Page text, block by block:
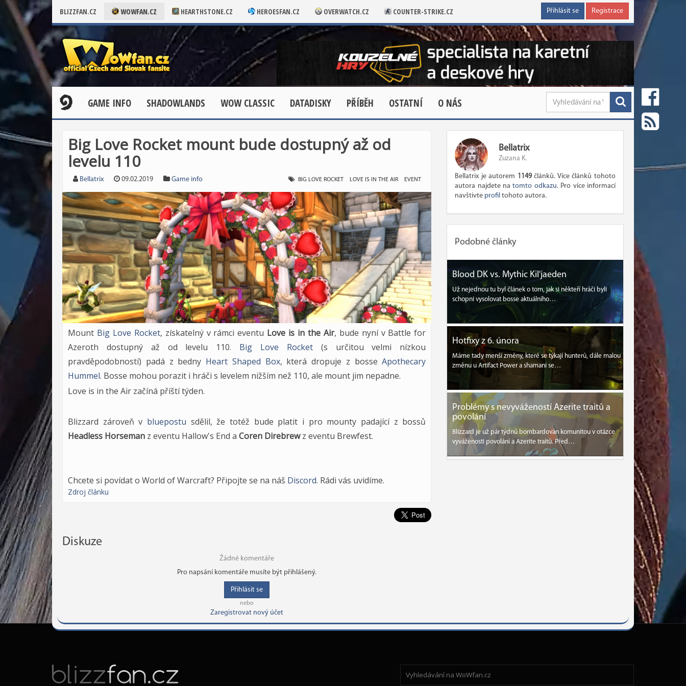
BLIZZFAN.CZ WOWFAN.CZ HEARTHSTONE.CZ HEROESFAN.CZ OVERWATCH.CZ COUNTER-STRIKE.CZ Přihlásit se Registrace
GAME INFO SHADOWLANDS WOW CLASSIC DATADISKY PŘÍBĚH OSTATNÍ O NÁS
Big Love Rocket mount bude dostupný až od
levelu 110
Bellatrix 09.02.2019 Game info BIG LOVE ROCKET LOVE IS IN THE AIR EVENT
Mount Big Love Rocket, získatelný v rámci eventu Love is in the Air, bude nyní v Battle for
Azeroth dostupný až od levelu 110. Big Love Rocket(s určitou velmi nízkou
pravděpodobností) padá z bedny Heart Shaped Box, která dropuje z bosseApothecary
Hummel. Bosse mohou porazit i hráči s levelem nižším než 110, ale mount jim nepadne.
Love is in the Air začíná příští týden.
Blizzard zároveň v bluepostu sdělil, že totéž bude platit i pro mounty padající z bossů
Headless Horseman z eventu Hallow's End a Coren Direbrewz eventu Brewfest.
Chcete si povídat o World of Warcraft? Připojte se na náš Discord. Rádi vás uvidíme.
Zdroj článku
Bellatrix
Zuzana K.
Bellatrix je autorem 1149článků. Více článků tohoto
autora najdete natomto odkazu. Pro více informací
navštivte profil tohoto autora.
Podobné články
Blood DK vs. Mythic Kil'jaeden
Už nejednou tu byl článek o tom, jak si někteří hráči byli
schopni vysolovat bosse aktuálního…
Hotfixy z 6. února
Máme tady menší změny, které se týkají hunterů, dále malou
změnu u Artifact Power a shamani se…
Problémy s nevyvážeností Azerite traitů a
povolání
Blizzard je už pár týdnů bombardován komunitou v otázce
vyváženosti povolání a Azerite traitů. Před…
Diskuze
Žádné komentáře
Pro napsání komentáře musíte být přihlášený.
Přihlásit se
nebo
Zaregistrovat nový účet